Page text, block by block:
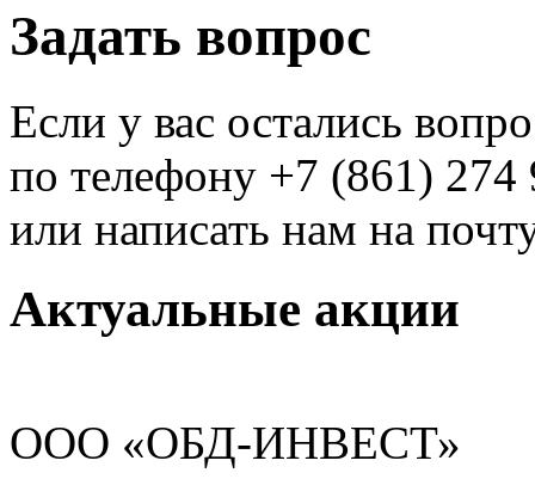
Задать вопрос
Если у вас остались
по телефону +7 (861) 274
или написать нам на
Актуальные акции
ООО «ОБД-ИНВЕСТ»